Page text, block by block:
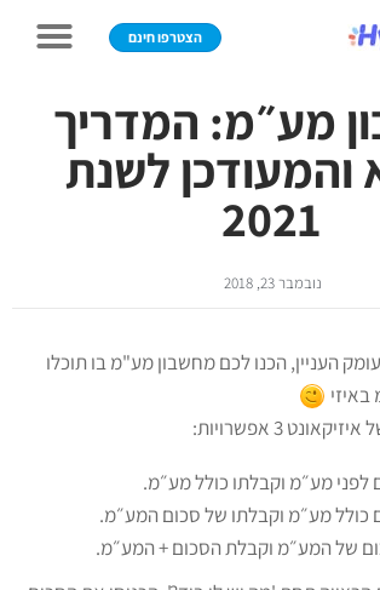
הצטרפו חינם
מע״מ: המדריך
לשנת
2021
נובמבר 23, 2018
העניין, הכנו לכם מחשבון מע"מ בו תוכלו
3 אפשרויות:
מע״מ וקבלתו כולל מע״מ.
כולל מע״מ וקבלתו של סכום המע״מ.
של המע״מ וקבלת הסכום + המע״מ.